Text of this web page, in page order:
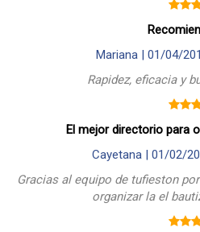
Mariana | 01/04/
Rapidez, eficacia y
El mejor directorio para
Cayetana | 01/02/
Gracias al equipo de tufieston
organizar la el